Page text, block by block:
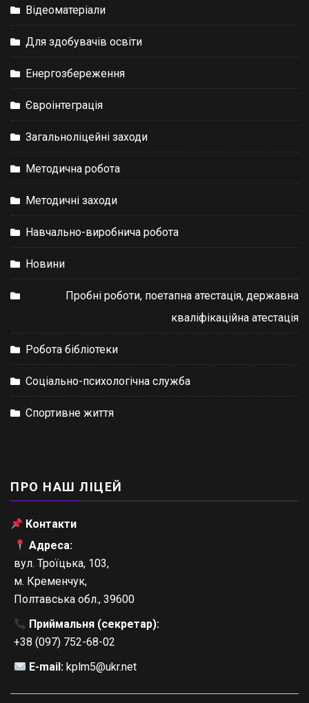
Відеоматеріали
Для здобувачів освіти
Енергозбереження
Євроінтеграція
Загальноліцейні заходи
Методична робота
Методичні заходи
Навчально-виробнича робота
Новини
Пробні роботи, поетапна атестація, державна
кваліфікаційна атестація
Робота бібліотеки
Соціально-психологічна служба
Спортивне життя
ПРО НАШ ЛІЦЕЙ
Контакти
Адреса:
вул. Троїцька, 103,
м. Кременчук,
Полтавська обл., 39600
Приймальня (секретар):
+38 (097) 752-68-02
E-mail: kplm5@ukr.net